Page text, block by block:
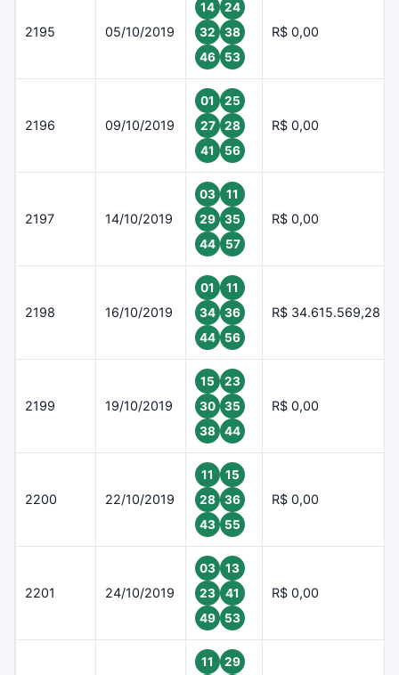
2195 05/10/2019
14
24
32
38
46
53
R$ 0,00
2196 09/10/2019
01
25
27
28
41
56
R$ 0,00
2197 14/10/2019
03
11
29
35
44
57
R$ 0,00
2198 16/10/2019
01
11
34
36
44
56
R$ 34.615.569,28
2199 19/10/2019
15
23
30
35
38
44
R$ 0,00
2200 22/10/2019
11
15
28
36
43
55
R$ 0,00
2201 24/10/2019
03
13
23
41
49
53
R$ 0,00
11 29